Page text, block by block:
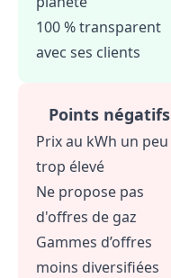
100 % transparent
avec ses clients
Points négatifs
Prix au kWh un peu
trop élevé
Ne propose pas
d'offres de gaz
Gammes d’offres
moins diversifiées